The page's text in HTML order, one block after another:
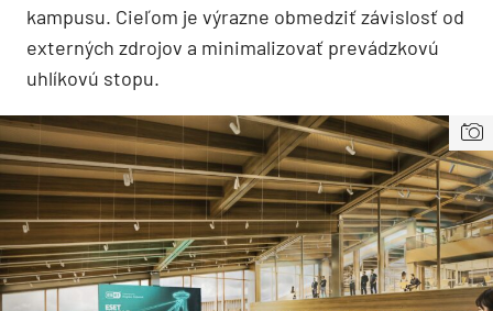
kampusu. Cieľom je výrazne obmedziť závislosť od
externých zdrojov a minimalizovať prevádzkovú
uhlíkovú stopu.